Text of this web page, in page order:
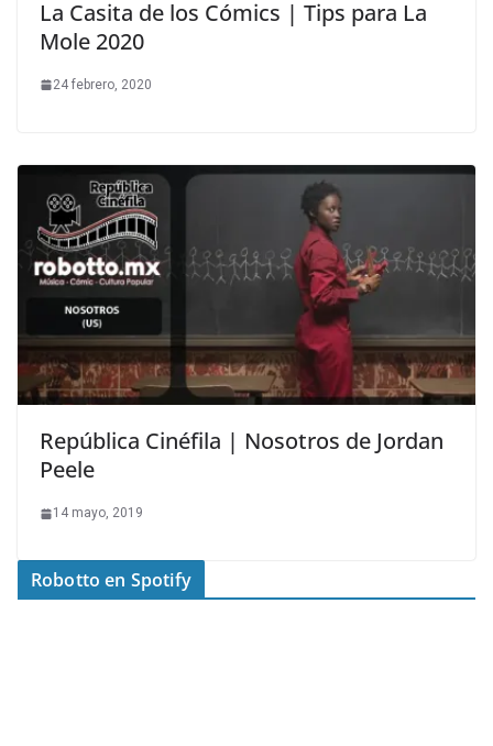
La Casita de los Cómics | Tips para La
Mole 2020
24 febrero, 2020
República Cinéfila | Nosotros de Jordan
Peele
14 mayo, 2019
Robotto en Spotify